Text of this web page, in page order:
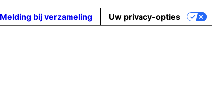
Melding bij verzameling Uw privacy-opties